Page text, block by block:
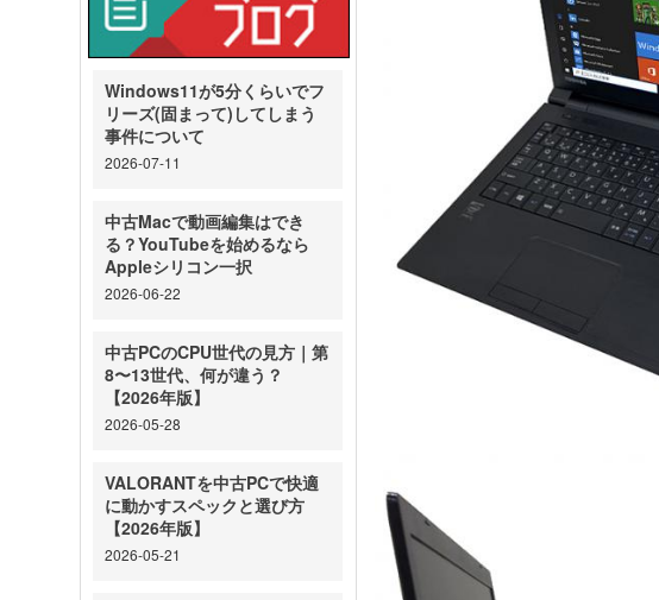
Windows11が5分くらいでフ
リーズ(固まって)してしまう
事件について
2026-07-11
中古Macで動画編集はでき
る？YouTubeを始めるなら
Appleシリコン一択
2026-06-22
中古PCのCPU世代の見方｜第
8〜13世代、何が違う？
【2026年版】
2026-05-28
VALORANTを中古PCで快適
に動かすスペックと選び方
【2026年版】
2026-05-21